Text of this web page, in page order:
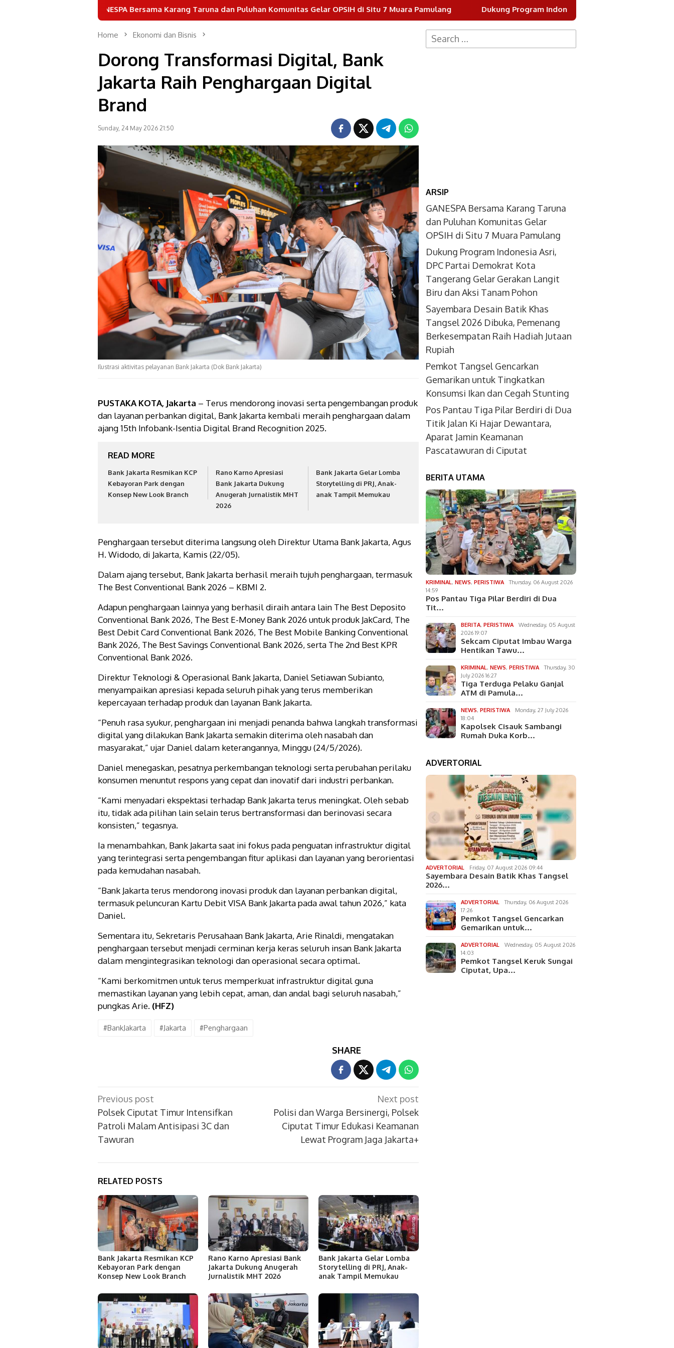
GANESPA Bersama Karang Taruna dan Puluhan Komunitas Gelar OPSIH di Situ 7 Muara Pamulang Dukung Program Indonesia Asri, DPC Partai Demokrat Kota
Home Ekonomi dan Bisnis
Dorong Transformasi Digital, Bank
Jakarta Raih Penghargaan Digital
Brand
Sunday, 24 May 2026 21:50
Ilustrasi aktivitas pelayanan Bank Jakarta (Dok Bank Jakarta)
PUSTAKA KOTA, Jakarta – Terus mendorong inovasi serta pengembangan produk
dan layanan perbankan digital, Bank Jakarta kembali meraih penghargaan dalam
ajang 15th Infobank-Isentia Digital Brand Recognition 2025.
READ MORE
Bank Jakarta Resmikan KCP
Kebayoran Park dengan
Konsep New Look Branch
Rano Karno Apresiasi
Bank Jakarta Dukung
Anugerah Jurnalistik MHT
2026
Bank Jakarta Gelar Lomba
Storytelling di PRJ, Anak-
anak Tampil Memukau
Penghargaan tersebut diterima langsung oleh Direktur Utama Bank Jakarta, Agus
H. Widodo, di Jakarta, Kamis (22/05).
Dalam ajang tersebut, Bank Jakarta berhasil meraih tujuh penghargaan, termasuk
The Best Conventional Bank 2026 – KBMI 2.
Adapun penghargaan lainnya yang berhasil diraih antara lain The Best Deposito
Conventional Bank 2026, The Best E-Money Bank 2026 untuk produk JakCard, The
Best Debit Card Conventional Bank 2026, The Best Mobile Banking Conventional
Bank 2026, The Best Savings Conventional Bank 2026, serta The 2nd Best KPR
Conventional Bank 2026.
Direktur Teknologi & Operasional Bank Jakarta, Daniel Setiawan Subianto,
menyampaikan apresiasi kepada seluruh pihak yang terus memberikan
kepercayaan terhadap produk dan layanan Bank Jakarta.
“Penuh rasa syukur, penghargaan ini menjadi penanda bahwa langkah transformasi
digital yang dilakukan Bank Jakarta semakin diterima oleh nasabah dan
masyarakat,” ujar Daniel dalam keterangannya, Minggu (24/5/2026).
Daniel menegaskan, pesatnya perkembangan teknologi serta perubahan perilaku
konsumen menuntut respons yang cepat dan inovatif dari industri perbankan.
“Kami menyadari ekspektasi terhadap Bank Jakarta terus meningkat. Oleh sebab
itu, tidak ada pilihan lain selain terus bertransformasi dan berinovasi secara
konsisten,” tegasnya.
Ia menambahkan, Bank Jakarta saat ini fokus pada penguatan infrastruktur digital
yang terintegrasi serta pengembangan fitur aplikasi dan layanan yang berorientasi
pada kemudahan nasabah.
“Bank Jakarta terus mendorong inovasi produk dan layanan perbankan digital,
termasuk peluncuran Kartu Debit VISA Bank Jakarta pada awal tahun 2026,” kata
Daniel.
Sementara itu, Sekretaris Perusahaan Bank Jakarta, Arie Rinaldi, mengatakan
penghargaan tersebut menjadi cerminan kerja keras seluruh insan Bank Jakarta
dalam mengintegrasikan teknologi dan operasional secara optimal.
“Kami berkomitmen untuk terus memperkuat infrastruktur digital guna
memastikan layanan yang lebih cepat, aman, dan andal bagi seluruh nasabah,”
pungkas Arie. (HFZ)
#BankJakarta #Jakarta #Penghargaan
SHARE
Post
navigation
Previous post
Polsek Ciputat Timur Intensifkan
Patroli Malam Antisipasi 3C dan
Tawuran
Next post
Polisi dan Warga Bersinergi, Polsek
Ciputat Timur Edukasi Keamanan
Lewat Program Jaga Jakarta+
RELATED POSTS
Bank Jakarta Resmikan KCP
Kebayoran Park dengan
Konsep New Look Branch
Rano Karno Apresiasi Bank
Jakarta Dukung Anugerah
Jurnalistik MHT 2026
Bank Jakarta Gelar Lomba
Storytelling di PRJ, Anak-
anak Tampil Memukau
Search
for:
ARSIP
GANESPA Bersama Karang Taruna
dan Puluhan Komunitas Gelar
OPSIH di Situ 7 Muara Pamulang
Dukung Program Indonesia Asri,
DPC Partai Demokrat Kota
Tangerang Gelar Gerakan Langit
Biru dan Aksi Tanam Pohon
Sayembara Desain Batik Khas
Tangsel 2026 Dibuka, Pemenang
Berkesempatan Raih Hadiah Jutaan
Rupiah
Pemkot Tangsel Gencarkan
Gemarikan untuk Tingkatkan
Konsumsi Ikan dan Cegah Stunting
Pos Pantau Tiga Pilar Berdiri di Dua
Titik Jalan Ki Hajar Dewantara,
Aparat Jamin Keamanan
Pascatawuran di Ciputat
BERITA UTAMA
KRIMINAL,NEWS,PERISTIWA
Thursday, 06 August 2026
14:59
Pos Pantau Tiga Pilar Berdiri di Dua
Tit…
BERITA,PERISTIWA
Wednesday, 05 August
2026 19:07
Sekcam Ciputat Imbau Warga
Hentikan Tawu…
KRIMINAL,NEWS,PERISTIWA
Thursday, 30
July 2026 16:27
Tiga Terduga Pelaku Ganjal
ATM di Pamula…
NEWS,PERISTIWA
Monday, 27 July 2026
18:04
Kapolsek Cisauk Sambangi
Rumah Duka Korb…
ADVERTORIAL
ADVERTORIAL Friday, 07 August 2026 09:44
Sayembara Desain Batik Khas Tangsel
2026…
ADVERTORIAL
Thursday, 06 August 2026
17:26
Pemkot Tangsel Gencarkan
Gemarikan untuk…
ADVERTORIAL
Wednesday, 05 August 2026
14:03
Pemkot Tangsel Keruk Sungai
Ciputat, Upa…